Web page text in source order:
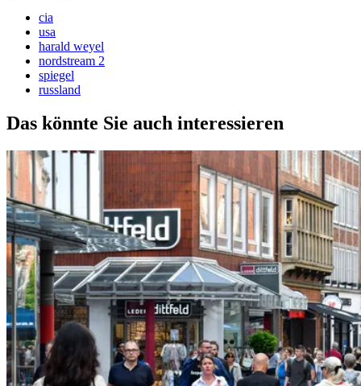
cia
usa
harald weyel
nordstream 2
spiegel
russland
Das könnte Sie auch interessieren